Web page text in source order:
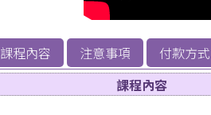
課程內容 注意事項
付款方式
課程內容